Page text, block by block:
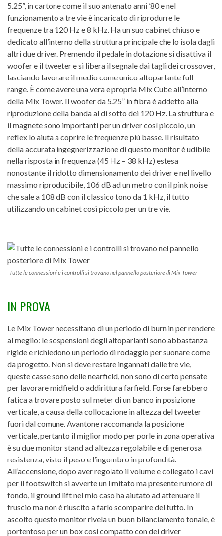
5.25”, in cartone come il suo antenato anni ’80 e nel
funzionamento a tre vie è incaricato di riprodurre le
frequenze tra 120 Hz e 8 kHz. Ha un suo cabinet chiuso e
dedicato all’interno della struttura principale che lo isola dagli
altri due driver. Premendo il pedale in dotazione si disattiva il
woofer e il tweeter e si libera il segnale dai tagli dei crossover,
lasciando lavorare il medio come unico altoparlante full
range. È come avere una vera e propria Mix Cube all’interno
della Mix Tower. Il woofer da 5.25” in fibra è addetto alla
riproduzione della banda al di sotto dei 120 Hz. La struttura e
il magnete sono importanti per un driver così piccolo, un
reflex lo aiuta a coprire le frequenze più basse. Il risultato
della accurata ingegnerizzazione di questo monitor è udibile
nella risposta in frequenza (45 Hz – 38 kHz) estesa
nonostante il ridotto dimensionamento dei driver e nel livello
massimo riproducibile, 106 dB ad un metro con il pink noise
che sale a 108 dB con il classico tono da 1 kHz, il tutto
utilizzando un cabinet così piccolo per un tre vie.
Tutte le connessioni e i controlli si trovano nel pannello posteriore di Mix Tower
IN PROVA
Le Mix Tower necessitano di un periodo di burn in per rendere
al meglio: le sospensioni degli altoparlanti sono abbastanza
rigide e richiedono un periodo di rodaggio per suonare come
da progetto. Non si deve restare ingannati dalle tre vie,
queste casse sono delle nearfield, non sono di certo pensate
per lavorare midfield o addirittura farfield. Forse farebbero
fatica a trovare posto sul meter di un banco in posizione
verticale, a causa della collocazione in altezza del tweeter
fuori dal comune. Avantone raccomanda la posizione
verticale, pertanto il miglior modo per porle in zona operativa
è su due monitor stand ad altezza regolabile e di generosa
resistenza, visto il peso e l’ingombro in profondità.
All’accensione, dopo aver regolato il volume e collegato i cavi
per il footswitch si avverte un limitato ma presente rumore di
fondo, il ground lift nel mio caso ha aiutato ad attenuare il
fruscio ma non è riuscito a farlo scomparire del tutto. In
ascolto questo monitor rivela un buon bilanciamento tonale, è
portentoso per un box così compatto con dei driver